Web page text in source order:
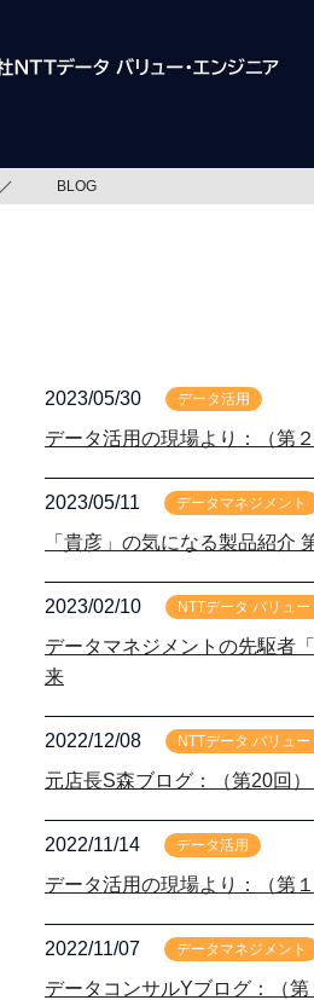
BLOG
2023/05/30 データ活用
データ活用の現場より：（第
2023/05/11 データマネジメント
「貴彦」の気になる製品紹介
2023/02/10 NTTデータ バリュ
データマネジメントの先駆者
来
2022/12/08 NTTデータ バリュ
元店長S森ブログ：（第20回
2022/11/14 データ活用
データ活用の現場より：（第
2022/11/07 データマネジメント
データコンサルYブログ：（